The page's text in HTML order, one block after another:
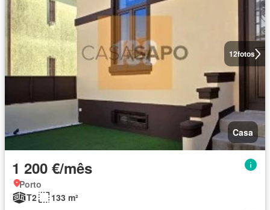
12fotos
Casa
1 200 €/mês
Porto
T2
133 m²